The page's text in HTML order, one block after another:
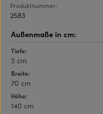
Produktnummer:
2583
Tiefe:
3 cm
Breite:
70 cm
Höhe:
140 cm